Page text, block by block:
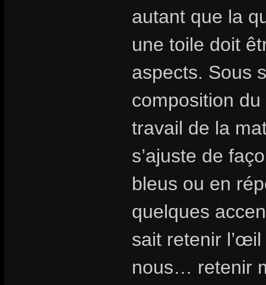
autant que la
une toile doit
aspects. Sous
composition
travail de la
s’ajuste de
bleus ou en
quelques
sait retenir
nous… retenir